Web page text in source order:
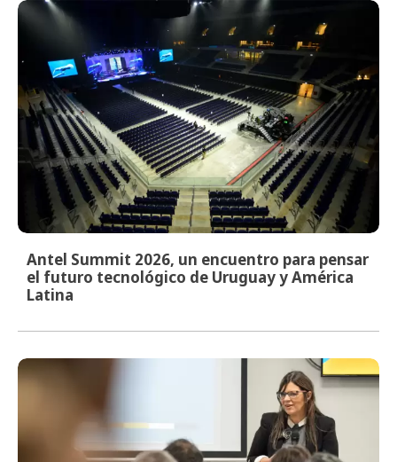
Antel Summit 2026, un encuentro para pensar
el futuro tecnológico de Uruguay y América
Latina